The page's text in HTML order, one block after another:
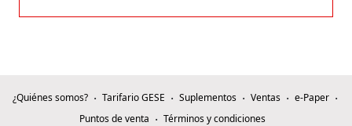
¿Quiénes somos? Tarifario GESE Suplementos Ventas
e-Paper
Puntos de venta
Términos y condiciones